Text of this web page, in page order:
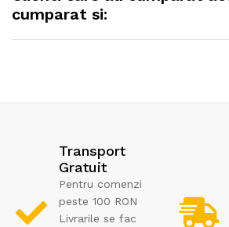
cumparat si:
Transport
Gratuit
Pentru comenzi
peste 100 RON
Livrarile se fac